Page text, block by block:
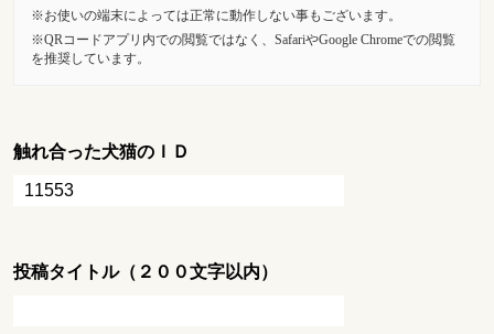
お使いの端末によっては正常に動作しない事もございます。
QRコードアプリ内での閲覧ではなく、SafariやGoogle Chromeでの閲覧
を推奨しています。
触れ合った犬猫のＩＤ
投稿タイトル（２００文字以内）